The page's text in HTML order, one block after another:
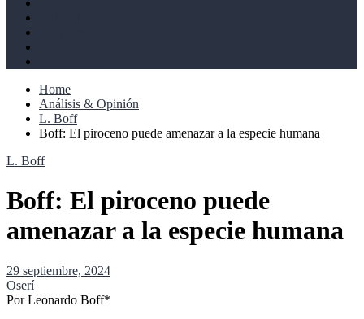
Home
Análisis & Opinión
L. Boff
Boff: El piroceno puede amenazar a la especie humana
L. Boff
Boff: El piroceno puede
amenazar a la especie humana
29 septiembre, 2024
Oserí
Por Leonardo Boff*